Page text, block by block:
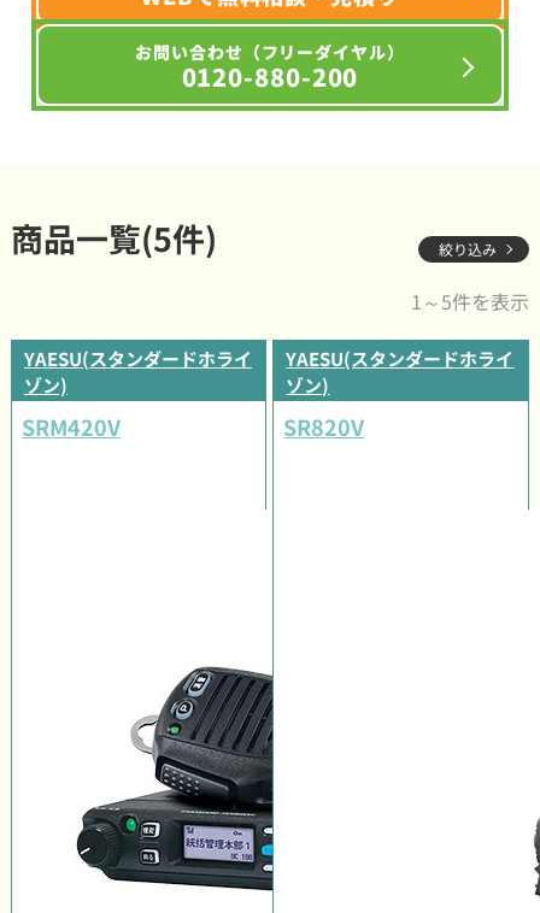
お問い合わせ（フリーダイヤル）
0120-880-200
商品一覧(5件) 絞り込み
1～5件を表示
YAESU(スタンダードホライ
ゾン)
SRM420V
YAESU(スタンダードホライ
ゾン)
SR820V